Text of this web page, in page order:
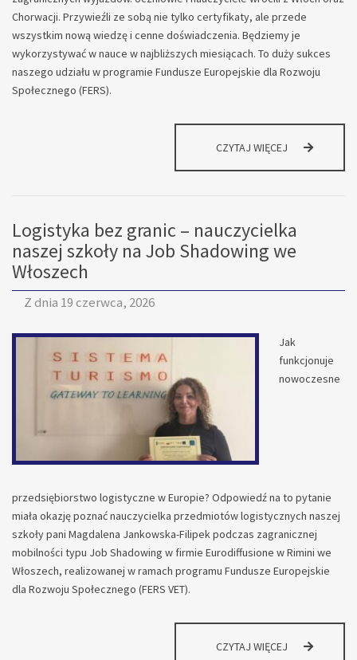
Chorwacji. Przywieźli ze sobą nie tylko certyfikaty, ale przede
wszystkim nową wiedzę i cenne doświadczenia. Będziemy je
wykorzystywać w nauce w najbliższych miesiącach. To duży sukces
naszego udziału w programie Fundusze Europejskie dla Rozwoju
Społecznego (FERS).
CZYTAJ WIĘCEJ
SUKCES
„PRAKTYKA
OTWIERA
Logistyka bez granic – nauczycielka
naszej szkoły na Job Shadowing we
Włoszech
Z dnia 19 czerwca, 2026
Jak
funkcjonuje
nowoczesne
przedsiębiorstwo logistyczne w Europie? Odpowiedź na to pytanie
miała okazję poznać nauczycielka przedmiotów logistycznych naszej
szkoły pani Magdalena Jankowska-Filipek podczas zagranicznej
mobilności typu Job Shadowing w firmie Eurodiffusione w Rimini we
Włoszech, realizowanej w ramach programu Fundusze Europejskie
dla Rozwoju Społecznego (FERS VET).
CZYTAJ WIĘCEJ LOGISTYKA